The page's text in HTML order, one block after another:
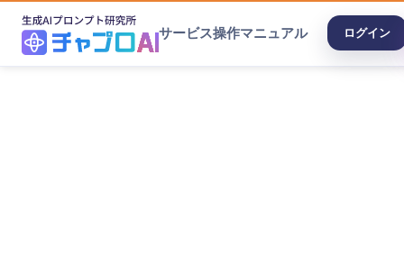
サービス操作マニュアル ログイン